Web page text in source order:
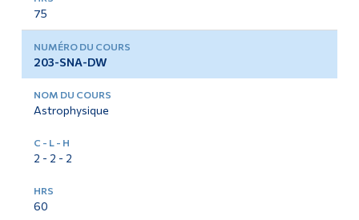
75
203-SNA-DW
Astrophysique
2 - 2 - 2
60